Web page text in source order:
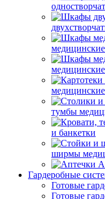
медицинские
медицинские
тумбы
и банкетки
ширмы
Гардеробные
Готовые
Готовые